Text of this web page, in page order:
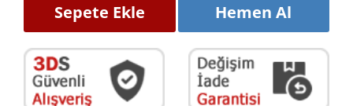
Sepete Ekle Hemen Al